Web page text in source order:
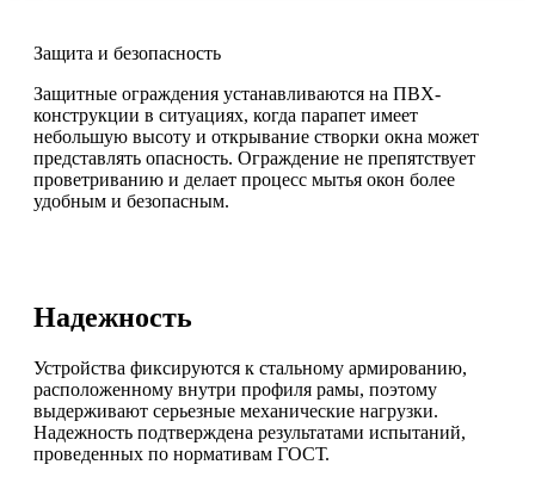
Защита и безопасность
Защитные ограждения устанавливаются на ПВХ-
конструкции в ситуациях, когда парапет имеет
небольшую высоту и открывание створки окна может
представлять опасность. Ограждение не препятствует
проветриванию и делает процесс мытья окон более
удобным и безопасным.
Надежность
Устройства фиксируются к стальному армированию,
расположенному внутри профиля рамы, поэтому
выдерживают серьезные механические нагрузки.
Надежность подтверждена результатами испытаний,
проведенных по нормативам ГОСТ.